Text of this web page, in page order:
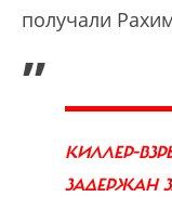
получали
„
КИЛЛЕР-
ЗАДЕРЖАН